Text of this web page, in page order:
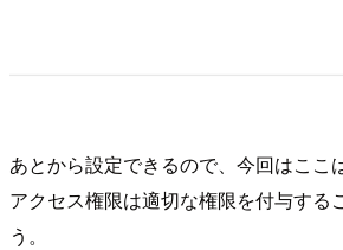
あとから設定できるので、今回はここ
アクセス権限は適切な権限を付与する
う。